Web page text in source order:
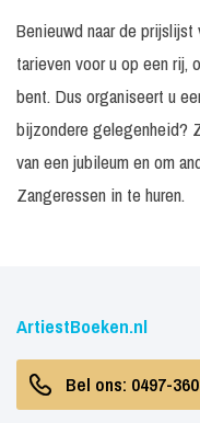
Benieuwd naar de
tarieven voor u op een rij,
bent. Dus organiseert u
bijzondere gelegenheid?
van een jubileum en om
Zangeressen in te huren.
ArtiestBoeken.nl
Bel ons: 0497-